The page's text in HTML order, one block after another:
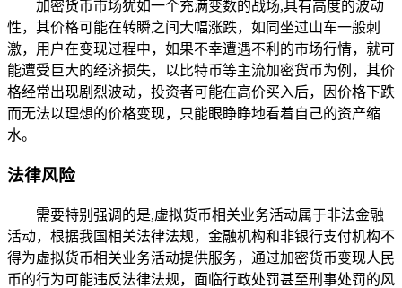
加密货币市场犹如一个充满变数的战场,具有高度的波动
性，其价格可能在转瞬之间大幅涨跌，如同坐过山车一般刺
激，用户在变现过程中，如果不幸遭遇不利的市场行情，就可
能遭受巨大的经济损失，以比特币等主流加密货币为例，其价
格经常出现剧烈波动，投资者可能在高价买入后，因价格下跌
而无法以理想的价格变现，只能眼睁睁地看着自己的资产缩
水。
法律风险
需要特别强调的是,虚拟货币相关业务活动属于非法金融
活动，根据我国相关法律法规，金融机构和非银行支付机构不
得为虚拟货币相关业务活动提供服务，通过加密货币变现人民
币的行为可能违反法律法规，面临行政处罚甚至刑事处罚的风